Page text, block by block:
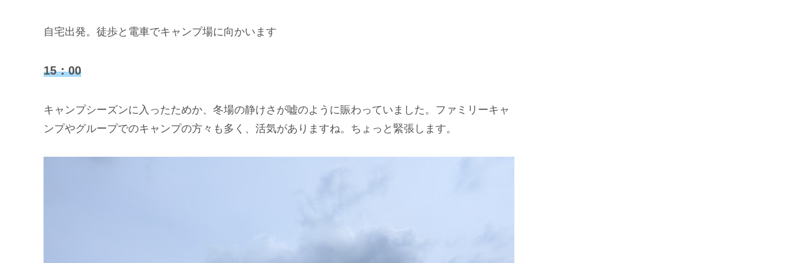
自宅出発。徒歩と電車でキャンプ場に向かいます
15：00
キャンプシーズンに入ったためか、冬場の静けさが嘘のように賑わっていました。ファミリーキャ
ンプやグループでのキャンプの方々も多く、活気がありますね。ちょっと緊張します。